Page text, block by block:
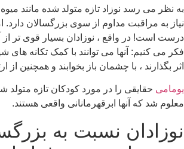
به نظر می رسد نوزاد تازه متولد شده مانند
نیاز به مراقبت مداوم از سوی بزرگسالان دارد.
درست است! در واقع ، نوزادان بسیار قوی تر
فکر می کنیم: آنها می توانند با کمک تکانه های
اثر بگذارند ، با چشمان باز بخوابند و همچنین از
یومامی حقایقی را در مورد کودکان تازه
معلوم شد که آنها ابرقهرمانانی واقعی هستند.
نوزادان نسبت به